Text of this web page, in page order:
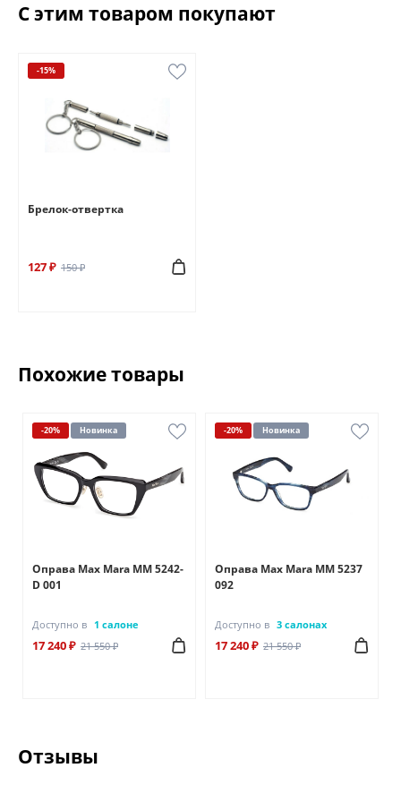
С этим товаром покупают
-15%
Брелок-отвертка
127 ₽ 150 ₽
Похожие товары
-20% Новинка
Оправа Max Mara MM 5242-
D 001
Доступно в 1 салоне
17 240 ₽ 21 550 ₽
-20% Новинка
Оправа Max Mara MM 5237
092
Доступно в 3 салонах
17 240 ₽ 21 550 ₽
Отзывы